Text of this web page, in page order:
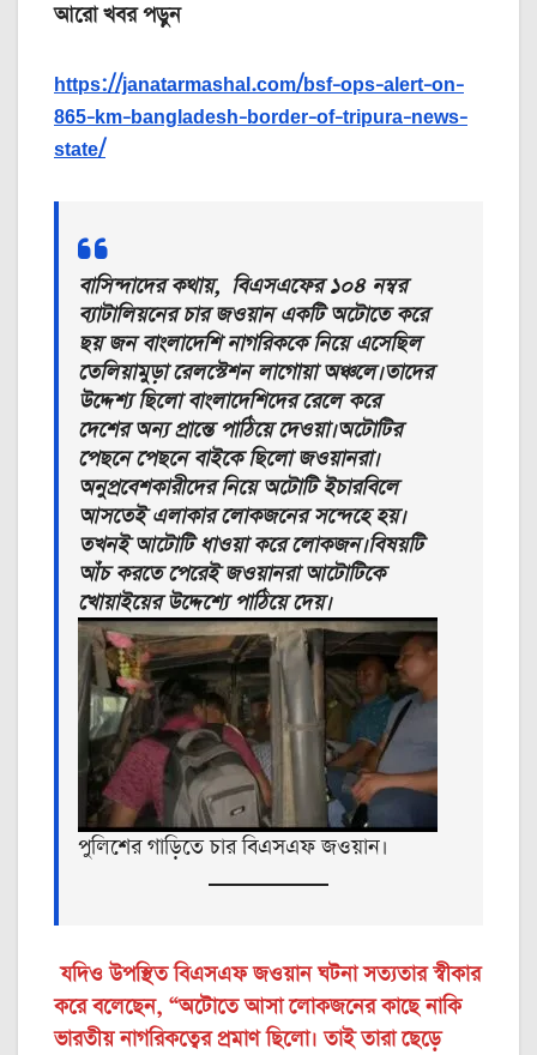
আরো খবর পড়ুন
https://janatarmashal.com/bsf-ops-alert-on-
865-km-bangladesh-border-of-tripura-news-
state/
বাসিন্দাদের কথায়, বিএসএফের ১০৪ নম্বর
ব্যাটালিয়নের চার জওয়ান একটি অটোতে করে
ছয় জন বাংলাদেশি নাগরিককে নিয়ে এসেছিল
তেলিয়ামুড়া রেলস্টেশন লাগোয়া অঞ্চলে।তাদের
উদ্দেশ্য ছিলো বাংলাদেশিদের রেলে করে
দেশের অন্য প্রান্তে পাঠিয়ে দেওয়া।অটোটির
পেছনে পেছনে বাইকে ছিলো জওয়ানরা।
অনুপ্রবেশকারীদের নিয়ে অটোটি ইচারবিলে
আসতেই এলাকার লোকজনের সন্দেহে হয়।
তখনই আটোটি ধাওয়া করে লোকজন।বিষয়টি
আঁচ করতে পেরেই জওয়ানরা আটোটিকে
খোয়াইয়ের উদ্দেশ্যে পাঠিয়ে দেয়।
পুলিশের গাড়িতে চার বিএসএফ জওয়ান।
যদিও উপস্থিত বিএসএফ জওয়ান ঘটনা সত্যতার স্বীকার
করে বলেছেন, “অটোতে আসা লোকজনের কাছে নাকি
ভারতীয় নাগরিকত্বের প্রমাণ ছিলো। তাই তারা ছেড়ে